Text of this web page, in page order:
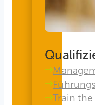
Train